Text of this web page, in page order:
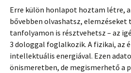
Erre külön honlapot hoztam létre,
bővebben olvashatsz,
tanfolyamon is résztvehetsz – az
3 dologgal foglalkozik. A fizikai, az
intellektuális energiával. Ezen
önismeretben, de megismerhető a